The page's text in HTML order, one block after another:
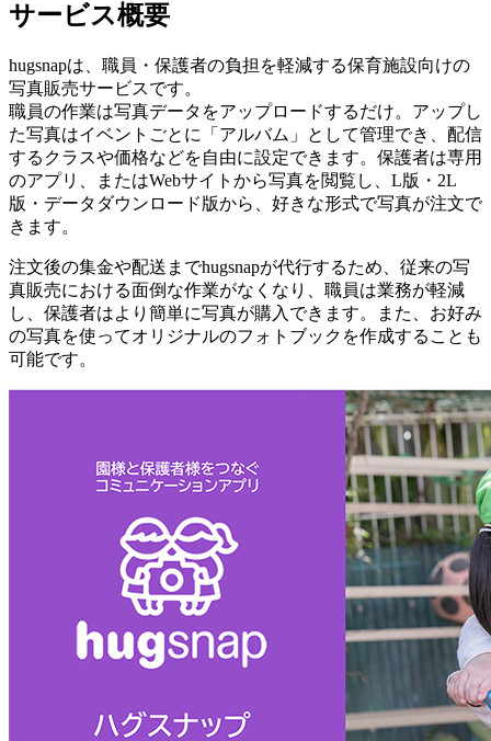
サービス概要
hugsnapは、職員・保護者の負担を軽減する保育施設向けの
写真販売サービスです。
職員の作業は写真データをアップロードするだけ。アップし
た写真はイベントごとに「アルバム」として管理でき、配信
するクラスや価格などを自由に設定できます。保護者は専用
のアプリ、またはWebサイトから写真を閲覧し、L版・2L
版・データダウンロード版から、好きな形式で写真が注文で
きます。
注文後の集金や配送までhugsnapが代行するため、従来の写
真販売における面倒な作業がなくなり、職員は業務が軽減
し、保護者はより簡単に写真が購入できます。また、お好み
の写真を使ってオリジナルのフォトブックを作成することも
可能です。